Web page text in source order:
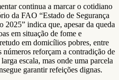
continua a marcar o cotidiano
da FAO “Estado de Segurança
indica que, apesar da queda
em situação de fome e
em domicílios pobres, entre
números reforçam a contradição de
escala, mas onde uma parcela
garantir refeições dignas.